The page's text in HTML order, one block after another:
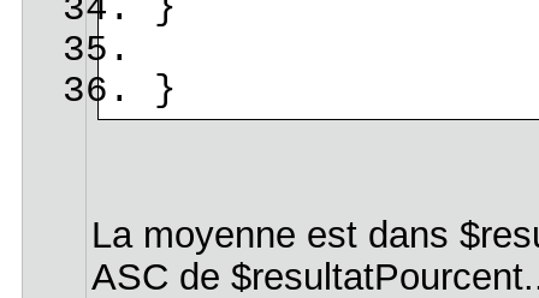
}
}
La moyenne est dans
ASC de